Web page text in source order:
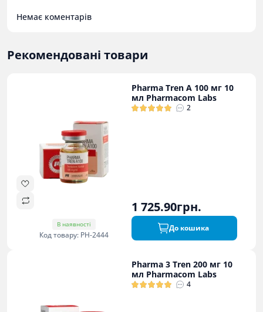
Немає коментарів
Рекомендовані товари
В наявності
Код товару: PH-2444
Pharma Tren A 100 мг 10
мл Pharmacom Labs
2
1 725.90грн.
До кошика
Pharma 3 Tren 200 мг 10
мл Pharmacom Labs
4